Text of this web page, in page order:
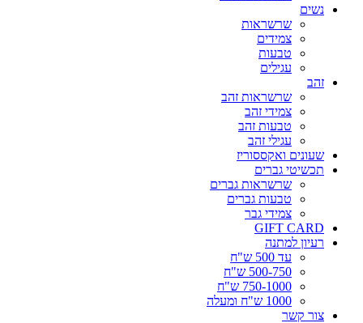
נשים
שרשראות
צמידים
טבעות
עגילים
זהב
שרשראות זהב
צמידי זהב
טבעות זהב
עגילי זהב
שעונים ואקססוריז
תכשיטי גברים
שרשראות גברים
טבעות גברים
צמידי גבר
GIFT CARD
רעיון למתנה
עד 500 ש"ח
500-750 ש"ח
750-1000 ש"ח
1000 ש"ח ומעלה
צור קשר